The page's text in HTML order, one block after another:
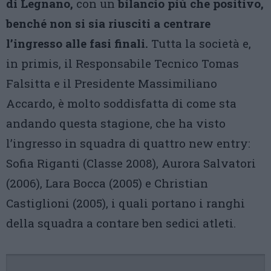
di Legnano, con un bilancio più che positivo,
benché non si sia riusciti a centrare
l’ingresso alle fasi finali. Tutta la società e,
in primis, il Responsabile Tecnico Tomas
Falsitta e il Presidente Massimiliano
Accardo, è molto soddisfatta di come sta
andando questa stagione, che ha visto
l’ingresso in squadra di quattro new entry:
Sofia Riganti (Classe 2008), Aurora Salvatori
(2006), Lara Bocca (2005) e Christian
Castiglioni (2005), i quali portano i ranghi
della squadra a contare ben sedici atleti.